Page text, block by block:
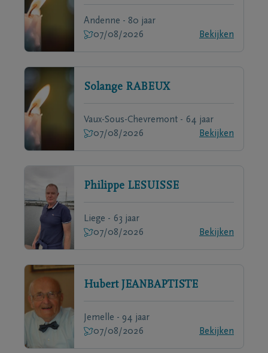
Andenne - 80 jaar
07/08/2026
Bekijken
Solange RABEUX
Vaux-Sous-Chevremont - 64 jaar
07/08/2026
Bekijken
Philippe LESUISSE
Liege - 63 jaar
07/08/2026
Bekijken
Hubert JEANBAPTISTE
Jemelle - 94 jaar
07/08/2026
Bekijken